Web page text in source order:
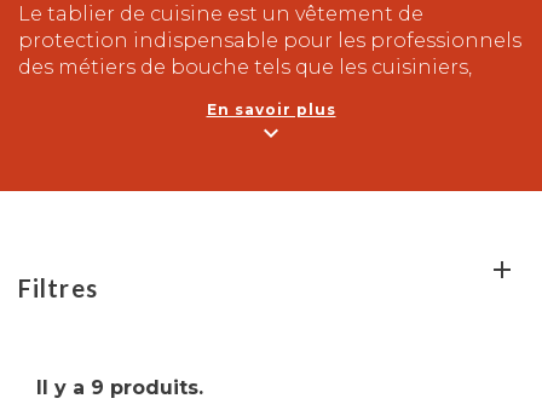
Le tablier de cuisine est un vêtement de
protection indispensable pour les professionnels
des métiers de bouche tels que les cuisiniers,
protéger les vêtements des taches et des
Vous êtes un professionnel de la cuisine et vous
Notre sélection de tabliers de cuisine
En savoir plus
expand_more
Filtres
Il y a 9 produits.